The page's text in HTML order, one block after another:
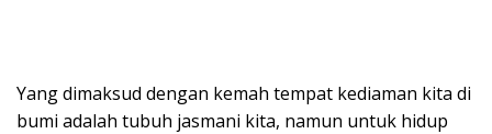
Yang dimaksud dengan kemah tempat kediaman kita di
bumi adalah tubuh jasmani kita, namun untuk hidup